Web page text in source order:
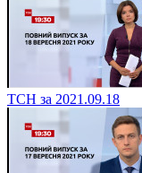
ТСН за 2021.09.18